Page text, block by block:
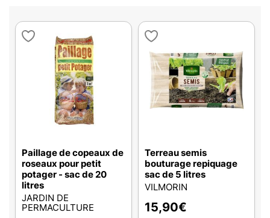
Paillage de copeaux de
roseaux pour petit
potager - sac de 20
litres
JARDIN DE
PERMACULTURE
Terreau semis
bouturage repiquage
sac de 5 litres
VILMORIN
15,90€